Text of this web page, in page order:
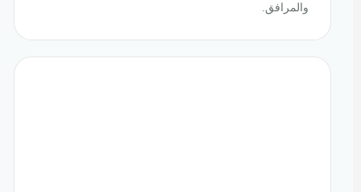
والمرافق.